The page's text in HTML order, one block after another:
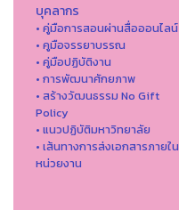
บุคลากร
• คู่มือการสอนผ่านสื่อออนไลน์
• คูมือจรรยาบรรณ
• คู่มือปฏิบัติงาน
• การพัฒนาศักยภาพ
• สร้างวัฒนธรรม No Gift
Policy
• แนวปฏิบัติมหาวิทยาลัย
• เส้นทางการส่งเอกสารภายใน
หน่วยงาน